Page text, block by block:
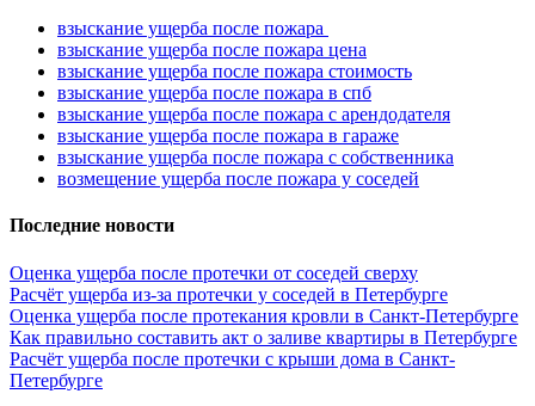
взыскание ущерба после пожара
взыскание ущерба после пожара цена
взыскание ущерба после пожара стоимость
взыскание ущерба после пожара в спб
взыскание ущерба после пожара с арендодателя
взыскание ущерба после пожара в гараже
взыскание ущерба после пожара с собственника
возмещение ущерба после пожара у соседей
Последние новости
Оценка ущерба после протечки от соседей сверху
Расчёт ущерба из-за протечки у соседей в Петербурге
Оценка ущерба после протекания кровли в Санкт-Петербурге
Как правильно составить акт о заливе квартиры в Петербурге
Расчёт ущерба после протечки с крыши дома в Санкт-
Петербурге